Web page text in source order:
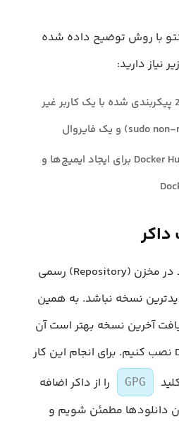
با روش توضیح داده شده
نیاز دارید:
اوبونتو 22.04 پیکربندی شده با یک کاربر غیر
یک حساب کاربری در Docker Hub برای ایجاد ایمیج‌ها و
پکیج نصب داکر موجود در مخزن (Repository) رسمی
نسخه نباشد. به همین
آخرین نسخه بهتر است آن
را از مخزن رسمی Docker نصب کنیم. برای انجام این کار
GPG
را از داکر اضافه
دانلودها مطمئن شویم و